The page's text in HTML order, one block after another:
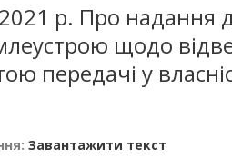
р. Про надання
щодо
передачі у
Завантажити текст